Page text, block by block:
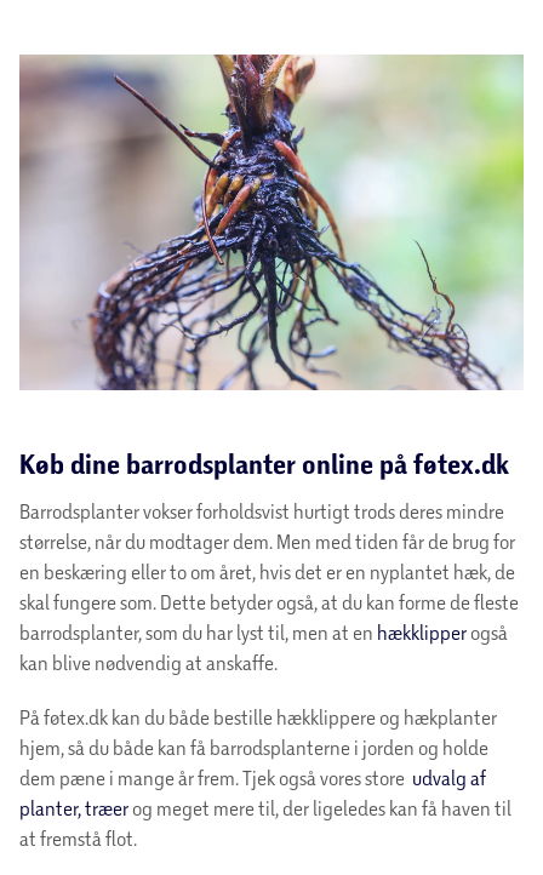
Køb dine barrodsplanter online på føtex.dk
Barrodsplanter vokser forholdsvist hurtigt trods deres mindre
størrelse, når du modtager dem. Men med tiden får de brug for
en beskæring eller to om året, hvis det er en nyplantet hæk, de
skal fungere som. Dette betyder også, at du kan forme de fleste
barrodsplanter, som du har lyst til, men at en hækklipper også
kan blive nødvendig at anskaffe.
På føtex.dk kan du både bestille hækklippere og hækplanter
hjem, så du både kan få barrodsplanterne i jorden og holde
dem pæne i mange år frem. Tjek også vores store udvalg af
planter, træer og meget mere til, der ligeledes kan få haven til
at fremstå flot.